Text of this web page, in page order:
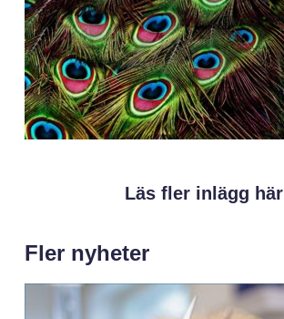
Läs fler inlägg här
Fler nyheter